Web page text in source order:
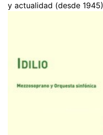
y actualidad (desde 1945)